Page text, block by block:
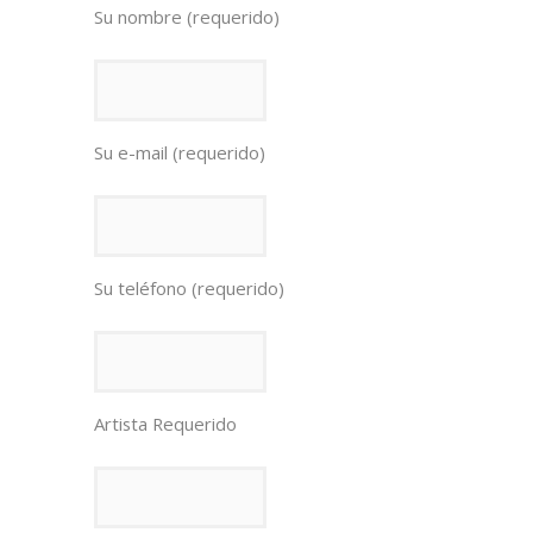
Su nombre (requerido)
Su e-mail (requerido)
Su teléfono (requerido)
Artista Requerido